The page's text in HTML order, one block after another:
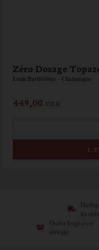
Louis Barthèlèmy - Champagne
449,00
Gratis fragt over
999,00